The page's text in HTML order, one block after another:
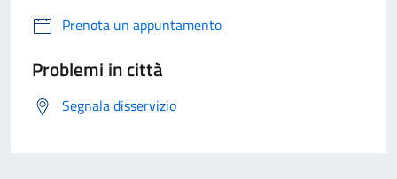
Prenota un appuntamento
Problemi in città
Segnala disservizio